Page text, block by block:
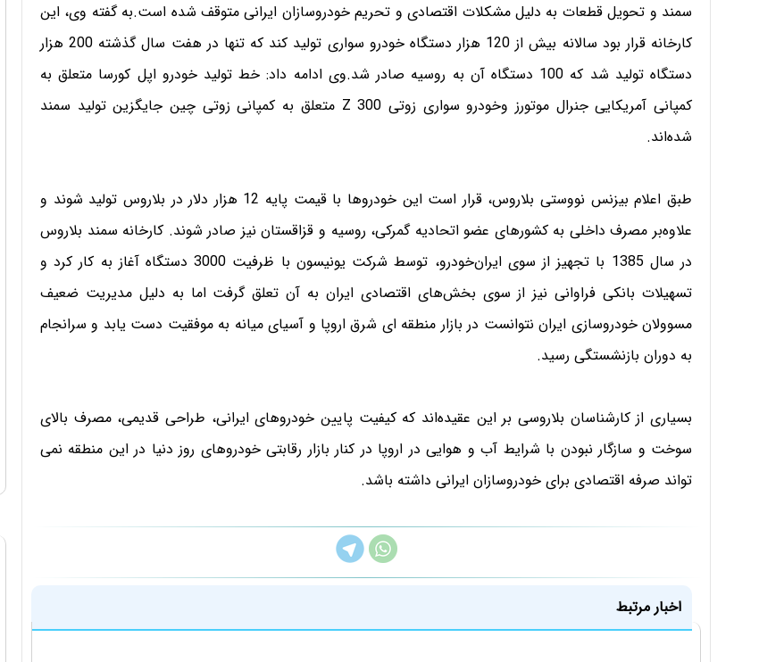
سمند و تحویل قطعات به دلیل مشکلات اقتصادی و تحریم خودروسازان ایرانی متوقف شده است.به گفته وی، این
کارخانه قرار بود سالانه بیش از 120 هزار دستگاه خودرو سواری تولید کند که تنها در هفت سال گذشته 200 هزار
دستگاه تولید شد که 100 دستگاه آن به روسیه صادر شد.وی ادامه داد: خط تولید خودرو اپل کورسا متعلق به
کمپانی آمریکایی جنرال موتورز وخودرو سواری زوتی Z 300 متعلق به کمپانی زوتی چین جایگزین تولید سمند
شده‌اند.
طبق اعلام بیزنس نووستی بلاروس، قرار است این خودروها با قیمت پایه 12 هزار دلار در بلاروس تولید شوند و
علاوه‌بر مصرف داخلی به کشورهای عضو اتحادیه گمرکی، روسیه و قزاقستان نیز صادر شوند. کارخانه سمند بلاروس
در سال 1385 با تجهیز از سوی ایران‌خودرو، توسط شرکت یونیسون با ظرفیت 3000 دستگاه آغاز به کار کرد و
تسهیلات بانکی فراوانی نیز از سوی بخش‌های اقتصادی ایران به آن تعلق گرفت اما به دلیل مدیریت ضعیف
مسوولان خودروسازی ایران نتوانست در بازار منطقه ای شرق اروپا و آسیای میانه به موفقیت دست یابد و سرانجام
به دوران بازنشستگی رسید.
بسیاری از کارشناسان بلاروسی بر این عقیده‌اند که کیفیت پایین خودروهای ایرانی، طراحی قدیمی، مصرف بالای
سوخت و سازگار نبودن با شرایط آب و هوایی در اروپا در کنار بازار رقابتی خودروهای روز دنیا در این منطقه نمی
تواند صرفه اقتصادی برای خودروسازان ایرانی داشته باشد.
اخبار مرتبط